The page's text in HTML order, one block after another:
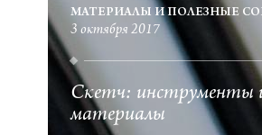
МАТЕРИАЛЫ И ПОЛЕЗНЫЕ
3 октября 2017
Скетч: инструменты
материалы